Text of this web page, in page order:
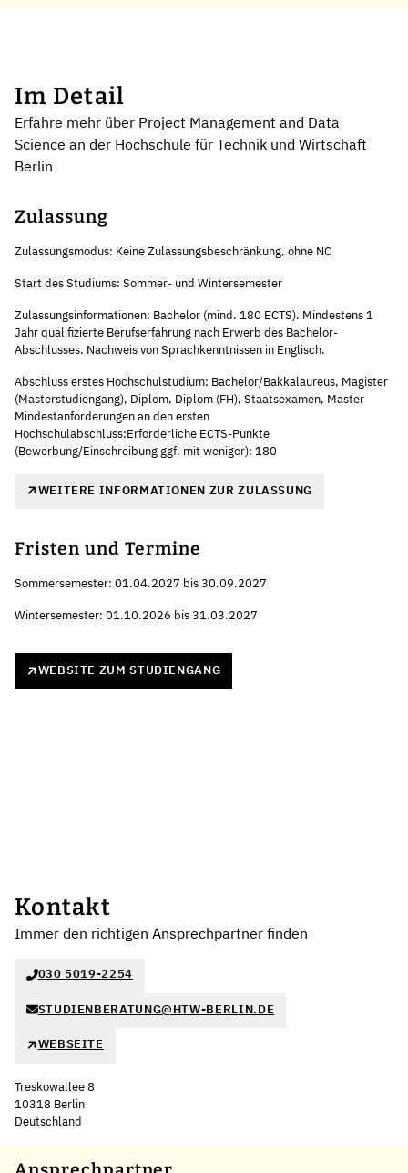
Im Detail
Erfahre mehr über Project Management and Data
Science an der Hochschule für Technik und Wirtschaft
Berlin
Zulassung
Zulassungsmodus: Keine Zulassungsbeschränkung, ohne NC
Start des Studiums: Sommer- und Wintersemester
Zulassungsinformationen: Bachelor (mind. 180 ECTS). Mindestens 1
Jahr qualifizierte Berufserfahrung nach Erwerb des Bachelor-
Abschlusses. Nachweis von Sprachkenntnissen in Englisch.
Abschluss erstes Hochschulstudium: Bachelor/Bakkalaureus, Magister
(Masterstudiengang), Diplom, Diplom (FH), Staatsexamen, Master
Mindestanforderungen an den ersten
Hochschulabschluss:Erforderliche ECTS-Punkte
(Bewerbung/Einschreibung ggf. mit weniger): 180
WEITERE INFORMATIONEN ZUR ZULASSUNG
Fristen und Termine
Sommersemester: 01.04.2027 bis 30.09.2027
Wintersemester: 01.10.2026 bis 31.03.2027
WEBSITE ZUM STUDIENGANG
Kontakt
Immer den richtigen Ansprechpartner finden
030 5019-2254
STUDIENBERATUNG@HTW-BERLIN.DE
WEBSEITE
Treskowallee 8
10318 Berlin
Deutschland